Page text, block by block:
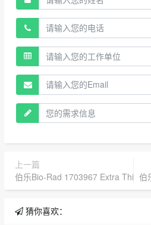
上一篇
伯乐Bio-Rad 1703967 Extra Thick伯
猜你喜欢：